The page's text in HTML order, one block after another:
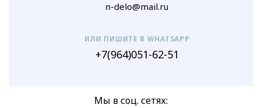
n-delo@mail.ru
ИЛИ ПИШИТЕ В WHATSAPP
+7(964)051-62-51
Мы в соц. сетях: